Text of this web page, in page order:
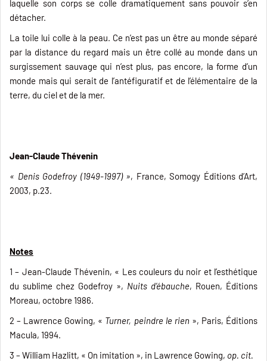
laquelle son corps se colle dramatiquement sans pouvoir s’en
détacher.
La toile lui colle à la peau. Ce n’est pas un être au monde séparé
par la distance du regard mais un être collé au monde dans un
surgissement sauvage qui n’est plus, pas encore, la forme d’un
monde mais qui serait de l’antéfiguratif et de l’élémentaire de la
terre, du ciel et de la mer.
Jean-Claude Thévenin
« Denis Godefroy (1949-1997) », France, Somogy Éditions d’Art,
2003, p.23.
Notes
1 – Jean-Claude Thévenin, « Les couleurs du noir et l’esthétique
du sublime chez Godefroy », Nuits d’ébauche, Rouen, Éditions
Moreau, octobre 1986.
2 – Lawrence Gowing, « Turner, peindre le rien», Paris, Éditions
Macula, 1994.
3 – William Hazlitt, « On imitation », in Lawrence Gowing, op. cit.